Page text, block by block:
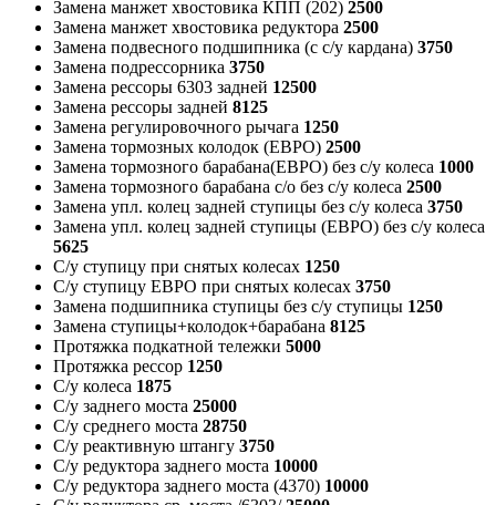
Замена манжет хвостовика КПП (202) 2500
Замена манжет хвостовика редуктора 2500
Замена подвесного подшипника (с с/у кардана) 3750
Замена подрессорника 3750
Замена рессоры 6303 задней 12500
Замена рессоры задней 8125
Замена регулировочного рычага 1250
Замена тормозных колодок (ЕВРО) 2500
Замена тормозного барабана(ЕВРО) без с/у колеса 1000
Замена тормозного барабана с/о без с/у колеса 2500
Замена упл. колец задней ступицы без с/у колеса 3750
Замена упл. колец задней ступицы (ЕВРО) без с/у колеса
5625
С/у ступицу при снятых колесах 1250
С/у ступицу ЕВРО при снятых колесах 3750
Замена подшипника ступицы без с/у ступицы 1250
Замена ступицы+колодок+барабана 8125
Протяжка подкатной тележки 5000
Протяжка рессор 1250
С/у колеса 1875
С/у заднего моста 25000
С/у среднего моста 28750
С/у реактивную штангу 3750
С/у редуктора заднего моста 10000
С/у редуктора заднего моста (4370) 10000